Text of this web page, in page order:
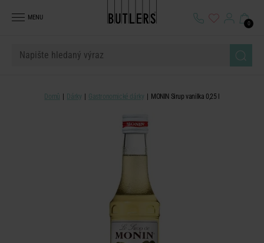
MENU
0
Domů Dárky Gastronomické dárky MONIN Sirup vanilka 0,25 l